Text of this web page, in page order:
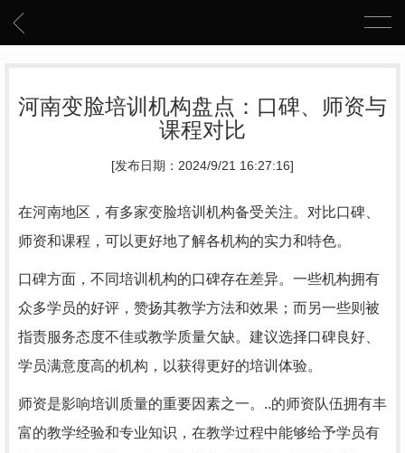
河南变脸培训机构盘点：口碑、师资与
课程对比
[发布日期：2024/9/21 16:27:16]
在河南地区，有多家变脸培训机构备受关注。对比口碑、
师资和课程，可以更好地了解各机构的实力和特色。
口碑方面，不同培训机构的口碑存在差异。一些机构拥有
众多学员的好评，赞扬其教学方法和效果；而另一些则被
指责服务态度不佳或教学质量欠缺。建议选择口碑良好、
学员满意度高的机构，以获得更好的培训体验。
师资是影响培训质量的重要因素之一。..的师资队伍拥有丰
富的教学经验和专业知识，在教学过程中能够给予学员有